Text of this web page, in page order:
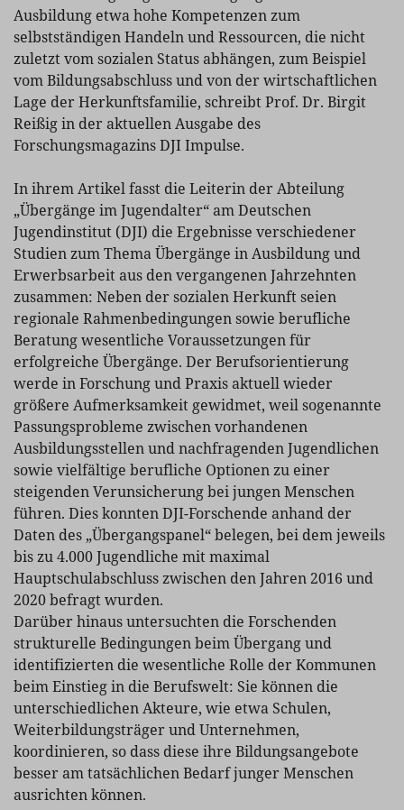
Ausbildung etwa hohe Kompetenzen zum
selbstständigen Handeln und Ressourcen, die nicht
zuletzt vom sozialen Status abhängen, zum Beispiel
vom Bildungsabschluss und von der wirtschaftlichen
Lage der Herkunftsfamilie, schreibt Prof. Dr. Birgit
Reißig in der aktuellen Ausgabe des
Forschungsmagazins DJI Impulse.
In ihrem Artikel fasst die Leiterin der Abteilung
„Übergänge im Jugendalter“ am Deutschen
Jugendinstitut (DJI) die Ergebnisse verschiedener
Studien zum Thema Übergänge in Ausbildung und
Erwerbsarbeit aus den vergangenen Jahrzehnten
zusammen: Neben der sozialen Herkunft seien
regionale Rahmenbedingungen sowie berufliche
Beratung wesentliche Voraussetzungen für
erfolgreiche Übergänge. Der Berufsorientierung
werde in Forschung und Praxis aktuell wieder
größere Aufmerksamkeit gewidmet, weil sogenannte
Passungsprobleme zwischen vorhandenen
Ausbildungsstellen und nachfragenden Jugendlichen
sowie vielfältige berufliche Optionen zu einer
steigenden Verunsicherung bei jungen Menschen
führen. Dies konnten DJI-Forschende anhand der
Daten des „Übergangspanel“ belegen, bei dem jeweils
bis zu 4.000 Jugendliche mit maximal
Hauptschulabschluss zwischen den Jahren 2016 und
2020 befragt wurden.
Darüber hinaus untersuchten die Forschenden
strukturelle Bedingungen beim Übergang und
identifizierten die wesentliche Rolle der Kommunen
beim Einstieg in die Berufswelt: Sie können die
unterschiedlichen Akteure, wie etwa Schulen,
Weiterbildungsträger und Unternehmen,
koordinieren, so dass diese ihre Bildungsangebote
besser am tatsächlichen Bedarf junger Menschen
ausrichten können.